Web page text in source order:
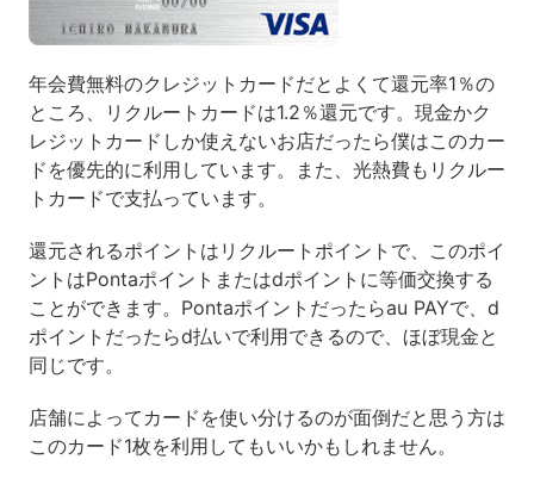
年会費無料のクレジットカードだとよくて還元率1％の
ところ、リクルートカードは1.2％還元です。現金かク
レジットカードしか使えないお店だったら僕はこのカー
ドを優先的に利用しています。また、光熱費もリクルー
トカードで支払っています。
還元されるポイントはリクルートポイントで、このポイ
ントはPontaポイントまたはdポイントに等価交換する
ことができます。Pontaポイントだったらau PAYで、d
ポイントだったらd払いで利用できるので、ほぼ現金と
同じです。
店舗によってカードを使い分けるのが面倒だと思う方は
このカード1枚を利用してもいいかもしれません。